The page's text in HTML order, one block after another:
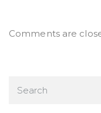
Comments are